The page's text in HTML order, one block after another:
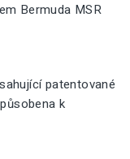
Bermuda MSR
patentované
k